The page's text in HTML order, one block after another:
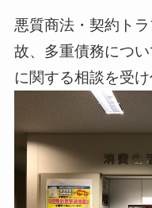
悪質商法・契約ト
故、多重債務につ
に関する相談を受け